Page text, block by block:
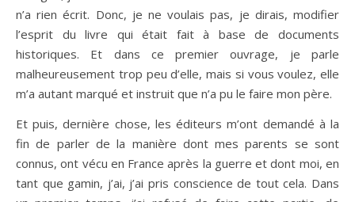
n’a rien écrit. Donc, je ne voulais pas, je dirais, modifier
l’esprit du livre qui était fait à base de documents
historiques. Et dans ce premier ouvrage, je parle
malheureusement trop peu d’elle, mais si vous voulez, elle
m’a autant marqué et instruit que n’a pu le faire mon père.
Et puis, dernière chose, les éditeurs m’ont demandé à la
fin de parler de la manière dont mes parents se sont
connus, ont vécu en France après la guerre et dont moi, en
tant que gamin, j’ai, j’ai pris conscience de tout cela. Dans